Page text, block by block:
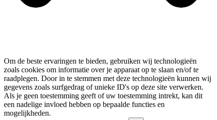
Om de beste ervaringen te bieden, gebruiken wij technologieën
zoals cookies om informatie over je apparaat op te slaan en/of te
raadplegen. Door in te stemmen met deze technologieën kunnen wij
gegevens zoals surfgedrag of unieke ID's op deze site verwerken.
Als je geen toestemming geeft of uw toestemming intrekt, kan dit
een nadelige invloed hebben op bepaalde functies en
mogelijkheden.